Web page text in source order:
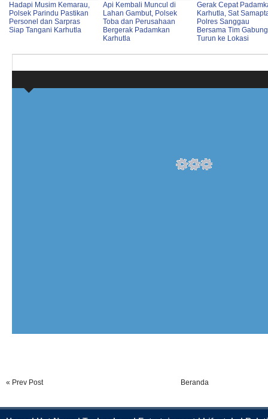
Hadapi Musim Kemarau,
Polsek Parindu Pastikan
Personel dan Sarpras
Siap Tangani Karhutla
Api Kembali Muncul di
Lahan Gambut, Polsek
Toba dan Perusahaan
Bergerak Padamkan
Karhutla
Gerak Cepat
Karhutla, Sat
Polres Sanggau
Bersama Tim
Turun ke Lokasi
« Prev Post Beranda